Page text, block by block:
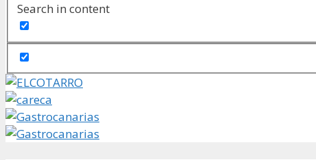
Search in content